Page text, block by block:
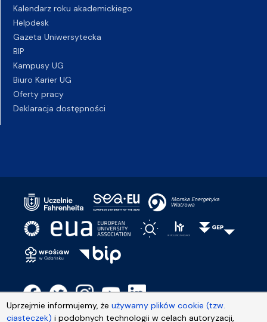
Uprzejmie informujemy, żeużywamy plików cookie (tzw.
ciasteczek) i podobnych technologii w celach autoryzacji,
Kalendarz roku akademickiego
Helpdesk
Gazeta Uniwersytecka
BIP
Kampusy UG
Biuro Karier UG
Oferty pracy
Deklaracja dostępności